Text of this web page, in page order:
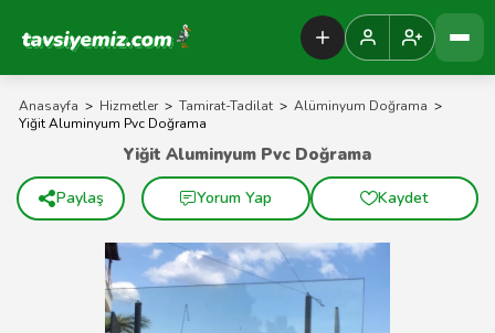
Tavsiyemiz Anasayfa
Anasayfa > Hizmetler > Tamirat-Tadilat > Alüminyum Doğrama >
Yiğit Aluminyum Pvc Doğrama
Yiğit Aluminyum Pvc Doğrama
Paylaş Yorum Yap Kaydet